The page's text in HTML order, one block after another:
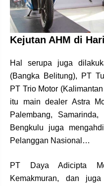
Kejutan AHM di
Hal serupa juga
(Bangka Belitung), PT
PT Trio Motor
itu main dealer Astra
Palembang,
Bengkulu juga
Pelanggan Nasional…
PT Daya Adicipta
Kemakmuran, dan